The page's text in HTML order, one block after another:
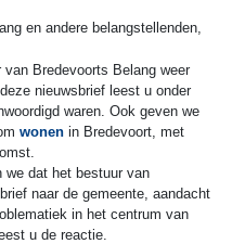
en andere belangstellenden,
Bredevoorts Belang weer
nieuwsbrief leest u onder
waren. Ook geven we
wonen in Bredevoort, met
we dat het bestuur van
naar de gemeente, aandacht
in het centrum van
u de reactie.